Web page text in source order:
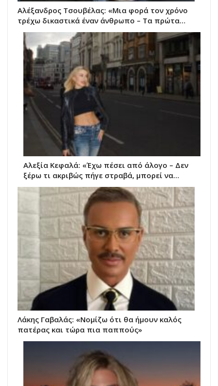
Αλέξανδρος Τσουβέλας: «Μια φορά τον χρόνο
τρέχω δικαστικά έναν άνθρωπο – Τα πρώτα…
Αλεξία Κεφαλά: «Έχω πέσει από άλογο – Δεν
ξέρω τι ακριβώς πήγε στραβά, μπορεί να…
Λάκης Γαβαλάς: «Νομίζω ότι θα ήμουν καλός
πατέρας και τώρα πια παππούς»